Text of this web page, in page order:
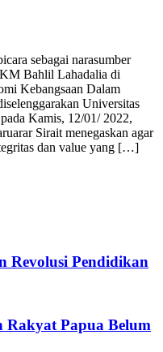
sebagai narasumber
Bahlil Lahadalia di
Kebangsaan Dalam
Universitas
Kamis, 12/01/ 2022,
Sirait menegaskan agar
dan value yang […]
Revolusi Pendidikan
Rakyat Papua Belum